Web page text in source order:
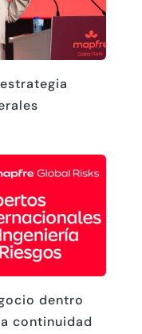
dentro
continuidad